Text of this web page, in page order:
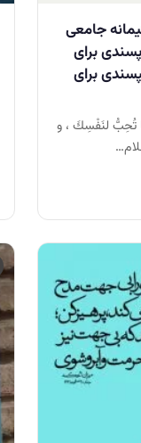
جامعى
براى
براى
تُحِبُّ لنَفْسِكَ ، و